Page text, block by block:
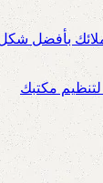
بأفضل
مكتبك